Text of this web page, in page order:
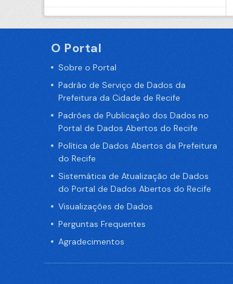
O Portal
Sobre o Portal
Padrão de Serviço de Dados da
Prefeitura da Cidade de Recife
Padrões de Publicação dos Dados no
Portal de Dados Abertos do Recife
Política de Dados Abertos da Prefeitura
do Recife
Sistemática de Atualização de Dados
do Portal de Dados Abertos do Recife
Visualizações de Dados
Perguntas Frequentes
Agradecimentos